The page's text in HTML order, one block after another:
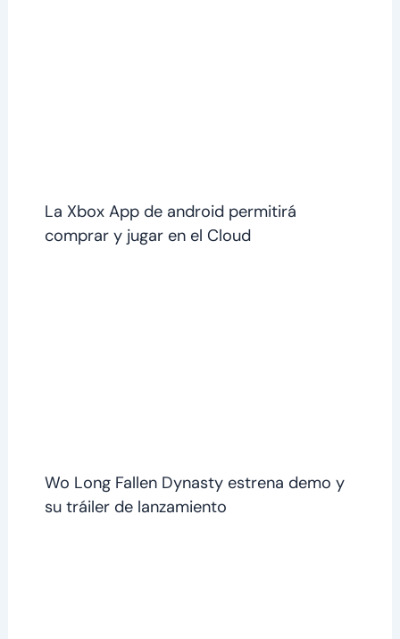
La Xbox App de android permitirá
comprar y jugar en el Cloud
Wo Long Fallen Dynasty estrena demo y
su tráiler de lanzamiento